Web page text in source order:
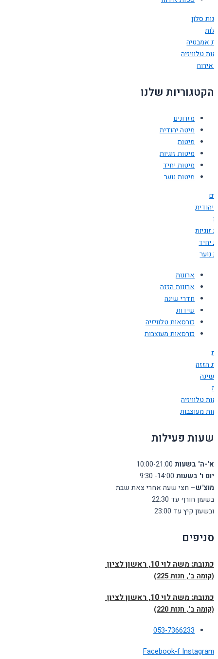
סלון
אמבטיה
טלוויזיה
אירוח
הקטגוריות שלנו
מזרונים
מיטה יהודית
מיטות
מיטות זוגיות
מיטות יחיד
מיטות נוער
יהודית
זוגיות
יחיד
נוער
ארונות
ארונות הזזה
חדרי שינה
שידות
כורסאות טלוויזיה
כורסאות מעוצבות
הזזה
שינה
טלוויזיה
מעוצבות
שעות פעילות
א'-ה' בשעות
יום ו' בשעות
מוצ"ש– חצי שעה אחרי צאת שבת
בשעון חורף עד 22:30
ובשעון קיץ עד 23:00
סניפים
כתובת:משה לוי 10, ראשון לציון
(קומה ב', חנות 225)
כתובת:משה לוי 10, ראשון לציון
(קומה ב', חנות 220)
053-7366233
Facebook-fInstagram